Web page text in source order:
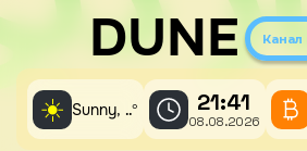
DUNE Канал
☀️ Sunny, ..° 21:41
08.08.2026